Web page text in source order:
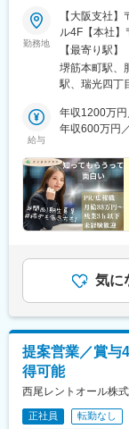
勤務地
【大阪支社
ル4F【本社
グK 7階【水
ル【宇都宮支
ーセントビル
100％考慮い
【最寄り駅】
堺筋本町駅、
駅、瑞光四丁
駅、津守駅、
府)、長居駅(
万博記念公園
大阪急行)、
駅、枚方市駅
駅、八戸ノ里
駅、高鷲駅、
駅、ハーバー
住吉駅(兵庫
県)、六甲道
武庫之荘駅
住駅、鳴尾・
寿川駅、今津
線)、中山寺
県)、ウッデ
給与
年収1200万
年収600万円
気に
提案営業／賞与
得可能
西尾レントオール株
正社員 転勤なし